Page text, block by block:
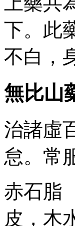
下。此
不白，
無比山
治諸虛
怠。常
赤石脂
皮，木